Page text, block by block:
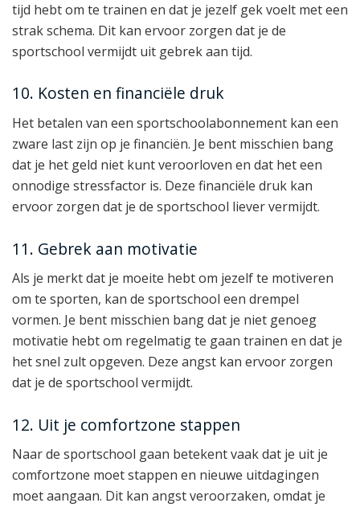
tijd hebt om te trainen en dat je jezelf gek voelt met een
strak schema. Dit kan ervoor zorgen dat je de
sportschool vermijdt uit gebrek aan tijd.
10. Kosten en financiële druk
Het betalen van een sportschoolabonnement kan een
zware last zijn op je financiën. Je bent misschien bang
dat je het geld niet kunt veroorloven en dat het een
onnodige stressfactor is. Deze financiële druk kan
ervoor zorgen dat je de sportschool liever vermijdt.
11. Gebrek aan motivatie
Als je merkt dat je moeite hebt om jezelf te motiveren
om te sporten, kan de sportschool een drempel
vormen. Je bent misschien bang dat je niet genoeg
motivatie hebt om regelmatig te gaan trainen en dat je
het snel zult opgeven. Deze angst kan ervoor zorgen
dat je de sportschool vermijdt.
12. Uit je comfortzone stappen
Naar de sportschool gaan betekent vaak dat je uit je
comfortzone moet stappen en nieuwe uitdagingen
moet aangaan. Dit kan angst veroorzaken, omdat je